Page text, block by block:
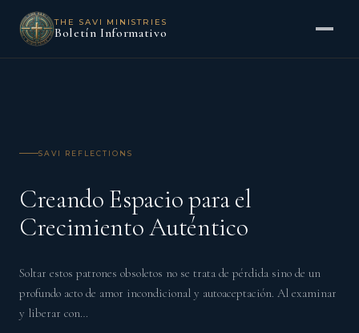
THE SAVI MINISTRIES
Boletín Informativo
SAVI REFLECTIONS
Creando Espacio para el
Crecimiento Auténtico
Soltar estos patrones obsoletos no se trata de pérdida sino de un
profundo acto de amor incondicional y autoaceptación. Al examinar
y liberar con…